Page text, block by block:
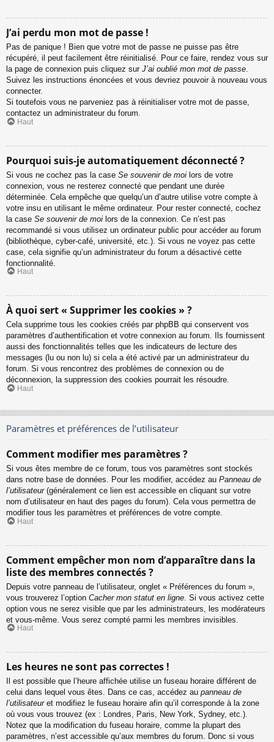
J’ai perdu mon mot de passe !
Pas de panique ! Bien que votre mot de passe ne puisse pas être
récupéré, il peut facilement être réinitialisé. Pour ce faire, rendez vous sur
la page de connexion puis cliquez sur J’ai oublié mon mot de passe.
Suivez les instructions énoncées et vous devriez pouvoir à nouveau vous
connecter.
Si toutefois vous ne parveniez pas à réinitialiser votre mot de passe,
contactez un administrateur du forum.
Haut
Pourquoi suis-je automatiquement déconnecté ?
Si vous ne cochez pas la case Se souvenir de moi lors de votre
connexion, vous ne resterez connecté que pendant une durée
déterminée. Cela empêche que quelqu’un d’autre utilise votre compte à
votre insu en utilisant le même ordinateur. Pour rester connecté, cochez
la case Se souvenir de moi lors de la connexion. Ce n’est pas
recommandé si vous utilisez un ordinateur public pour accéder au forum
(bibliothèque, cyber-café, université, etc.). Si vous ne voyez pas cette
case, cela signifie qu’un administrateur du forum a désactivé cette
fonctionnalité.
Haut
À quoi sert « Supprimer les cookies » ?
Cela supprime tous les cookies créés par phpBB qui conservent vos
paramètres d’authentification et votre connexion au forum. Ils fournissent
aussi des fonctionnalités telles que les indicateurs de lecture des
messages (lu ou non lu) si cela a été activé par un administrateur du
forum. Si vous rencontrez des problèmes de connexion ou de
déconnexion, la suppression des cookies pourrait les résoudre.
Haut
Paramètres et préférences de l’utilisateur
Comment modifier mes paramètres ?
Si vous êtes membre de ce forum, tous vos paramètres sont stockés
dans notre base de données. Pour les modifier, accédez au Panneau de
l’utilisateur(généralement ce lien est accessible en cliquant sur votre
nom d’utilisateur en haut des pages du forum). Cela vous permettra de
modifier tous les paramètres et préférences de votre compte.
Haut
Comment empêcher mon nom d’apparaître dans la
liste des membres connectés ?
Depuis votre panneau de l’utilisateur, onglet « Préférences du forum »,
vous trouverez l’option Cacher mon statut en ligne . Si vous activez cette
option vous ne serez visible que par les administrateurs, les modérateurs
et vous-même. Vous serez compté parmi les membres invisibles.
Haut
Les heures ne sont pas correctes !
Il est possible que l’heure affichée utilise un fuseau horaire différent de
celui dans lequel vous êtes. Dans ce cas, accédez au panneau de
l’utilisateuret modifiez le fuseau horaire afin qu’il corresponde à la zone
où vous vous trouvez (ex : Londres, Paris, New York, Sydney, etc.).
Notez que la modification du fuseau horaire, comme la plupart des
paramètres, n’est accessible qu’aux membres du forum. Donc si vous